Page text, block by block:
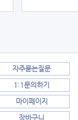
자주묻는질문
1:1문의하기
마이페이지
장바구니